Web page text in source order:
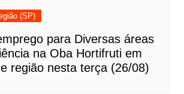
(SP)
para Diversas áreas
na Oba Hortifruti em
região nesta terça (26/08)